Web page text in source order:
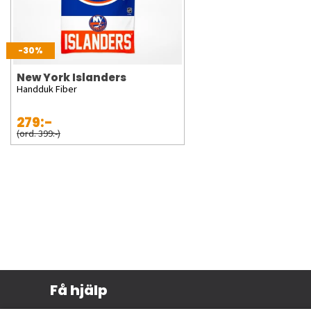
-30%
New York Islanders
Handduk Fiber
279:-
(ord. 399:-)
Få hjälp